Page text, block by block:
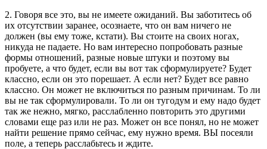
2. Говоря все это, вы не имеете ожиданий. Вы заботитесь об
их отсутствии заранее, осознаете, что он вам ничего не
должен (вы ему тоже, кстати). Вы стоите на своих ногах,
никуда не падаете. Но вам интересно попробовать разные
формы отношений, разные новые штуки и поэтому вы
пробуете, а что будет, если вы вот так сформулируете? Будет
классно, если он это порешает. А если нет? Будет все равно
классно. Он может не включиться по разным причинам. То ли
вы не так сформулировали. То ли он тугодум и ему надо будет
так же нежно, мягко, расслабленно повторить это другими
словами еще раз или не раз. Может он все понял, но не может
найти решение прямо сейчас, ему нужно время. ВЫ посеяли
поле, а теперь расслабьтесь и ждите.